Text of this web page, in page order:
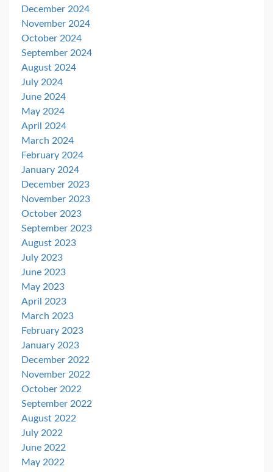
December 2024
November 2024
October 2024
September 2024
August 2024
July 2024
June 2024
May 2024
April 2024
March 2024
February 2024
January 2024
December 2023
November 2023
October 2023
September 2023
August 2023
July 2023
June 2023
May 2023
April 2023
March 2023
February 2023
January 2023
December 2022
November 2022
October 2022
September 2022
August 2022
July 2022
June 2022
May 2022